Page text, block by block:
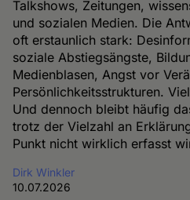
Talkshows, Zeitungen,
und sozialen Medien. Die
oft erstaunlich stark:
soziale Abstiegsängste,
Medienblasen, Angst vor
Persönlichkeitsstrukturen.
Und dennoch bleibt häufig
trotz der Vielzahl an
Punkt nicht wirklich erfasst
Dirk Winkler
10.07.2026